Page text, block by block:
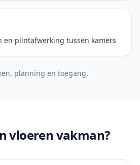
en plintafwerking tussen kamers
planning en toegang.
vloeren vakman?